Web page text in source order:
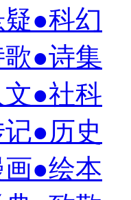
●科幻
●诗集
文●社科
●历史
●绘本